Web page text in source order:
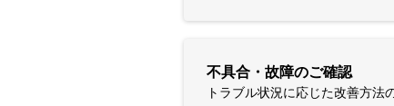
不具合・故障のご確認
トラブル状況に応じた改善方法